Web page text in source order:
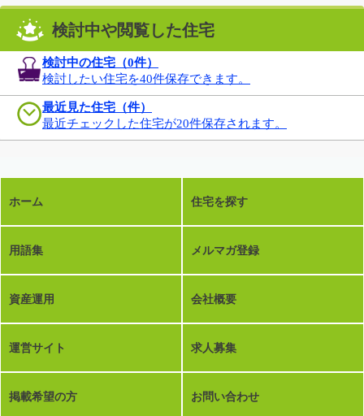
検討中や閲覧した住宅
検討中の住宅（0件）
検討したい住宅を40件保存できます。
最近見た住宅（件）
最近チェックした住宅が20件保存されます。
ホーム 住宅を探す
用語集 メルマガ登録
資産運用 会社概要
運営サイト 求人募集
掲載希望の方 お問い合わせ